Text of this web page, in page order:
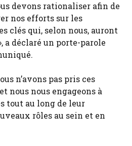
devons rationaliser afin de
nos efforts sur les
clés qui, selon nous, auront
déclaré un porte-parole
n’avons pas pris ces
nous nous engageons à
tout au long de leur
rôles au sein et en